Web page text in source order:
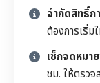
จำกัดสิทธิ์ก
ต้องการเริ่ม
เช็กจดหมา
ชม. ให้ตรวจ